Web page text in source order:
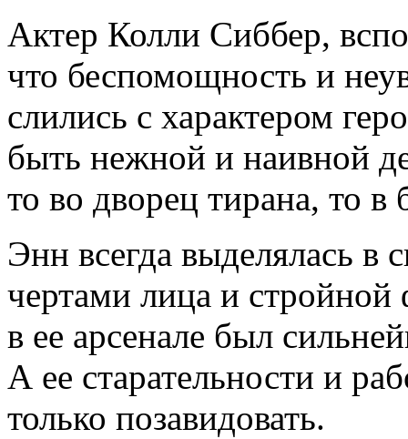
Актер Колли Сиббер,
что беспомощность и
слились с характером
быть нежной и наивной
то во дворец тирана, то в
Энн всегда выделялась в
чертами лица и
в ее арсенале был
А ее старательности и
только позавидовать.